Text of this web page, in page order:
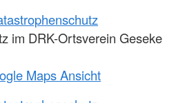
im DRK-Ortsverein Geseke
Maps Ansicht